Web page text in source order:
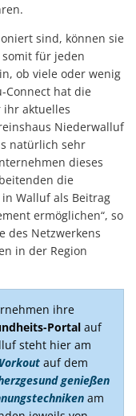
sind, können sie
für jeden
ob viele oder wenig
Connect hat die
ihr aktuelles
Niederwalluf
natürlich sehr
dieses
die
Walluf als Beitrag
ermöglichen“, so
des Netzwerkens
in der Region
ihre
Portal auf
steht hier am
auf dem
genießen
am